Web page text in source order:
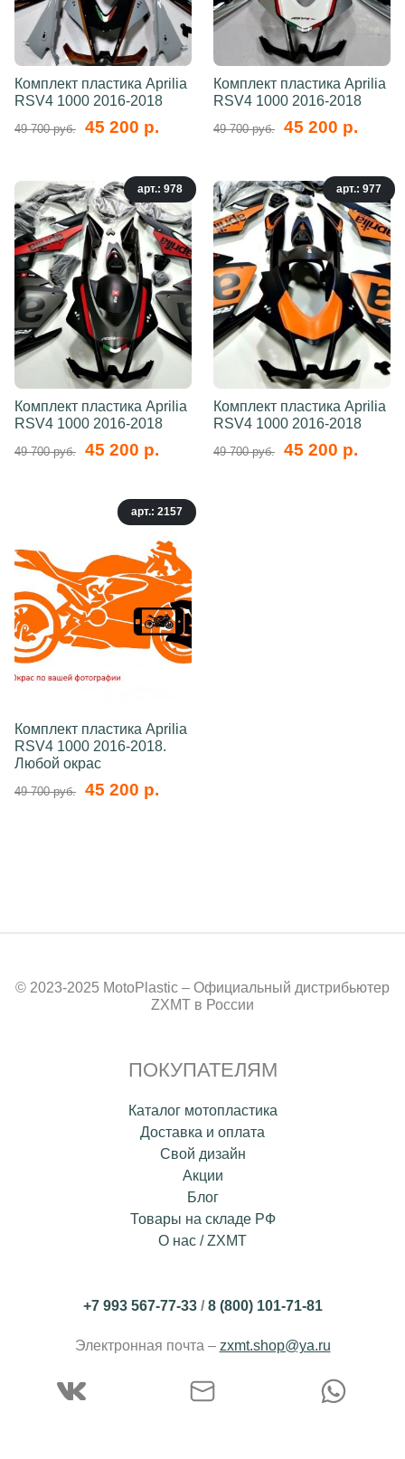
Комплект пластика Aprilia
RSV4 1000 2016-2018
49 700 руб. 45 200 р.
Комплект пластика Aprilia
RSV4 1000 2016-2018
49 700 руб. 45 200 р.
арт.: 978
Комплект пластика Aprilia
RSV4 1000 2016-2018
49 700 руб. 45 200 р.
арт.: 977
Комплект пластика Aprilia
RSV4 1000 2016-2018
49 700 руб. 45 200 р.
арт.: 2157
Комплект пластика Aprilia
RSV4 1000 2016-2018.
Любой окрас
49 700 руб. 45 200 р.
© 2023-2025 MotoPlastic – Официальный дистрибьютер
ZXMT в России
ПОКУПАТЕЛЯМ
Каталог мотопластика
Доставка и оплата
Свой дизайн
Акции
Блог
Товары на складе РФ
О нас / ZXMT
+7 993 567-77-33/8 (800) 101-71-81
Электронная почта – zxmt.shop@ya.ru